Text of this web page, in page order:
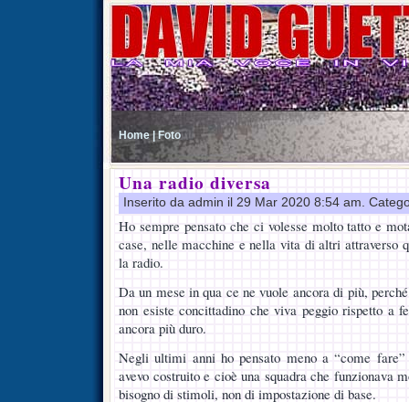
Home | Foto
Una radio diversa
Inserito da admin il 29 Mar 2020 8:54 am.
Ho sempre pensato che ci volesse molto tatto e
case, nelle macchine e nella vita di altri attraverso
la radio.
Da un mese in qua ce ne vuole ancora di più,
non esiste concittadino che viva peggio rispetto a
ancora più duro.
Negli ultimi anni ho pensato meno a “come
avevo costruito e cioè una squadra che funzionava
bisogno di stimoli, non di impostazione di base.